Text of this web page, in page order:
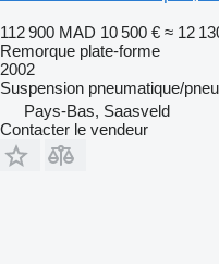
112 900 MAD 10 500 € ≈ 12
Remorque plate-forme
2002
Suspension pneumatique/
Pays-Bas, Saasveld
Contacter le vendeur